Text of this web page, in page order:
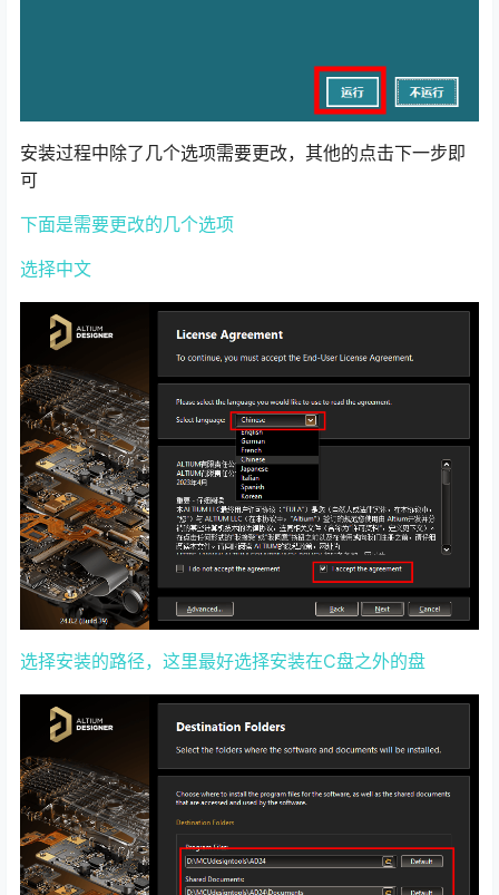
安装过程中除了几个选项需要更改，其他的点击下一步即
可
下面是需要更改的几个选项
选择中文
选择安装的路径，这里最好选择安装在C盘之外的盘